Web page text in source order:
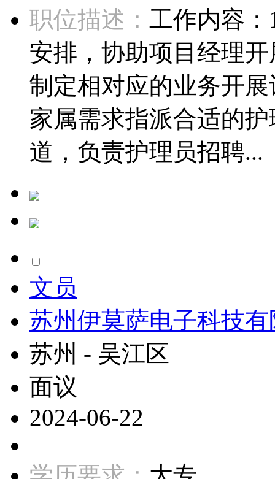
职位描述： 工作内容
安排，协助项目经理
制定相对应的业务开
家属需求指派合适的
道，负责护理员招聘...
文员
苏州伊莫萨电子科技
苏州 - 吴江区
面议
2024-06-22